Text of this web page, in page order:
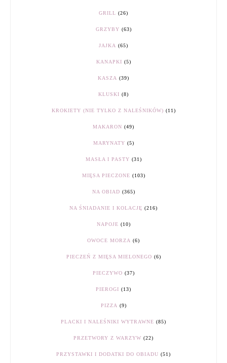
GRILL (26)
GRZYBY (63)
JAJKA (65)
KANAPKI (5)
KASZA (39)
KLUSKI (8)
KROKIETY (NIE TYLKO Z NALEŚNIKÓW) (11)
MAKARON (49)
MARYNATY (5)
MASŁA I PASTY (31)
MIĘSA PIECZONE (103)
NA OBIAD (365)
NA ŚNIADANIE I KOLACJĘ (216)
NAPOJE (10)
OWOCE MORZA (6)
PIECZEŃ Z MIĘSA MIELONEGO (6)
PIECZYWO (37)
PIEROGI (13)
PIZZA (9)
PLACKI I NALEŚNIKI WYTRAWNE (85)
PRZETWORY Z WARZYW (22)
PRZYSTAWKI I DODATKI DO OBIADU (51)